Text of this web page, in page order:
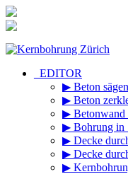
Inhalt
_EDITOR
▶ Beton
▶ Beton
▶ Betonwand
▶ Bohrung in
▶ Decke
▶ Decke
▶